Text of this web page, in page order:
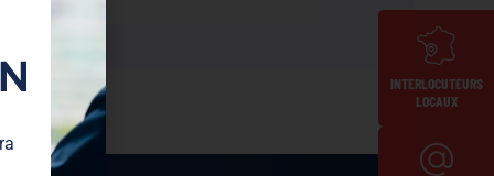
INTERLOCUTEURS
LOCAUX